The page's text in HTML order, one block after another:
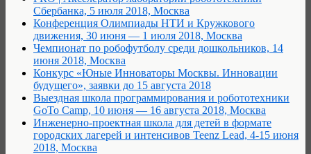
Сбербанка, 5 июля 2018, Москва
Конференция Олимпиады НТИ и Кружкового
движения, 30 июня — 1 июля 2018, Москва
Чемпионат по робофутболу среди дошкольников, 14
июня 2018, Москва
Конкурс «Юные Инноваторы Москвы. Инновации
будущего», заявки до 15 августа 2018
Выездная школа программирования и робототехники
GoTo Camp, 10 июня — 16 августа 2018, Москва
Инженерно-проектная школа для детей в формате
городских лагерей и интенсивов Teenz Lead, 4-15 июня
2018, Москва